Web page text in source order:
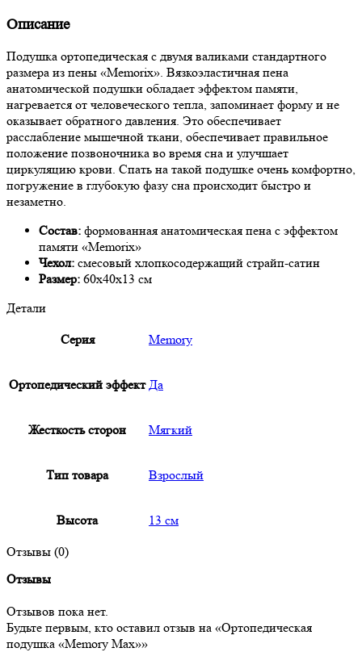
Описание
Подушка ортопедическая с двумя валиками стандартного
размера из пены «Memorix». Вязкоэластичная пена
анатомической подушки обладает эффектом памяти,
нагревается от человеческого тепла, запоминает форму и не
оказывает обратного давления. Это обеспечивает
расслабление мышечной ткани, обеспечивает правильное
положение позвоночника во время сна и улучшает
циркуляцию крови. Спать на такой подушке очень комфортно,
погружение в глубокую фазу сна происходит быстро и
незаметно.
Состав: формованная анатомическая пена с эффектом
памяти «Memorix»
Чехол: смесовый хлопкосодержащий страйп-сатин
Размер: 60х40х13 см
Детали
Серия Memory
Ортопедический эффект Да
Жесткость сторон Мягкий
Тип товара Взрослый
Высота 13 см
Отзывы (0)
Отзывы
Отзывов пока нет.
Будьте первым, кто оставил отзыв на «Ортопедическая
подушка «Memory Max»»